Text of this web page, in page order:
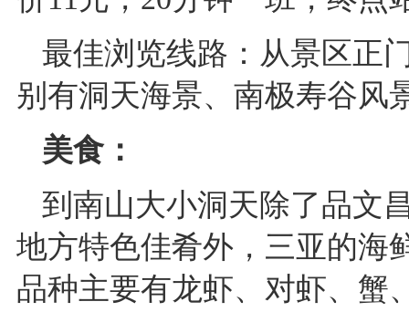
最佳浏览线路：从景区正
别有洞天海景、南极寿谷风
美食：
到南山大小洞天除了品文
地方特色佳肴外，三亚的海
品种主要有龙虾、对虾、蟹